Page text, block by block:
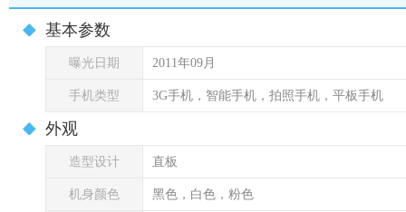
基本参数
曝光日期 2011年09月
手机类型 3G手机，智能手机，拍照手机，平板手机
外观
造型设计 直板
机身颜色 黑色，白色，粉色